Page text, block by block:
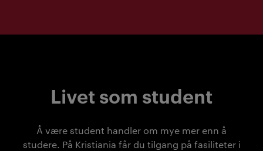
Livet som student
Å være student handler om mye mer enn å
studere. På Kristiania får du tilgang på fasiliteter i